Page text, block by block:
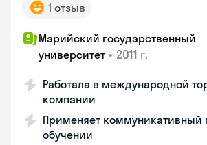
1 отзыв
Марийский государственный
университет • 2011 г.
Работала в международной
компании
Применяет коммуникативный
обучении